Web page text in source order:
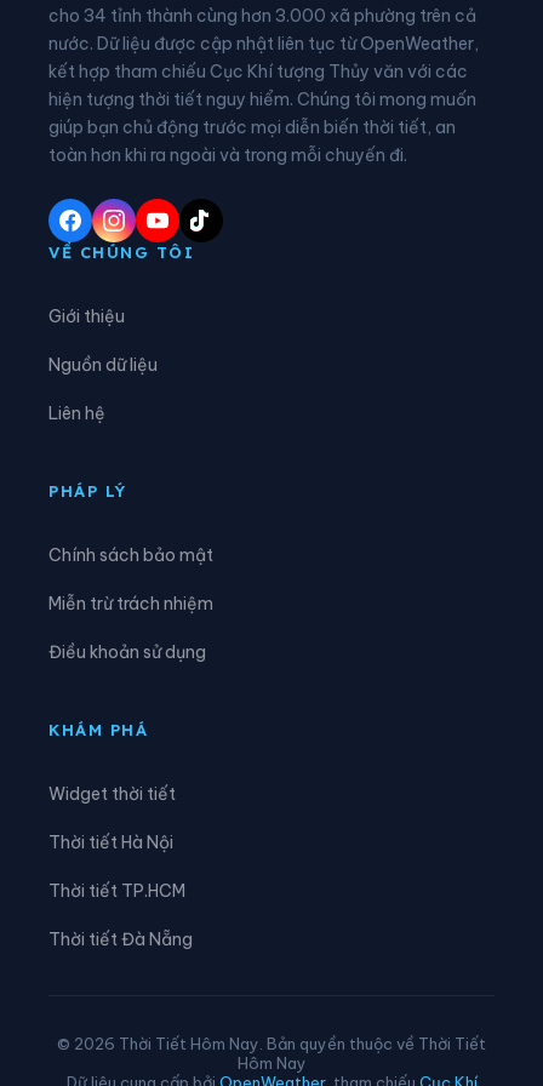
Xã Các Sơn Xã Cẩm Tân
Xã Cẩm Thạch Xã Cẩm Thủy
Xã Cẩm Tú Xã Cẩm Vân
Xã Cổ Lũng
Xã Điền Lư
Xã Hậu Lộc
Xã Hoằng Sơn
Xã Minh Sơn
cho 34 tỉnh thành cùng hơn 3.000 xã phường trên cả
nước. Dữ liệu được cập nhật liên tục từ OpenWeather,
kết hợp tham chiếu Cục Khí tượng Thủy văn với các
hiện tượng thời tiết nguy hiểm. Chúng tôi mong muốn
giúp bạn chủ động trước mọi diễn biến thời tiết, an
toàn hơn khi ra ngoài và trong mỗi chuyến đi.
VỀ CHÚNG TÔI
Giới thiệu
Nguồn dữ liệu
Liên hệ
PHÁP LÝ
Chính sách bảo mật
Miễn trừ trách nhiệm
Điều khoản sử dụng
KHÁM PHÁ
Widget thời tiết
Thời tiết Hà Nội
Thời tiết TP.HCM
Thời tiết Đà Nẵng
© 2026 Thời Tiết Hôm Nay. Bản quyền thuộc về Thời Tiết
Hôm Nay